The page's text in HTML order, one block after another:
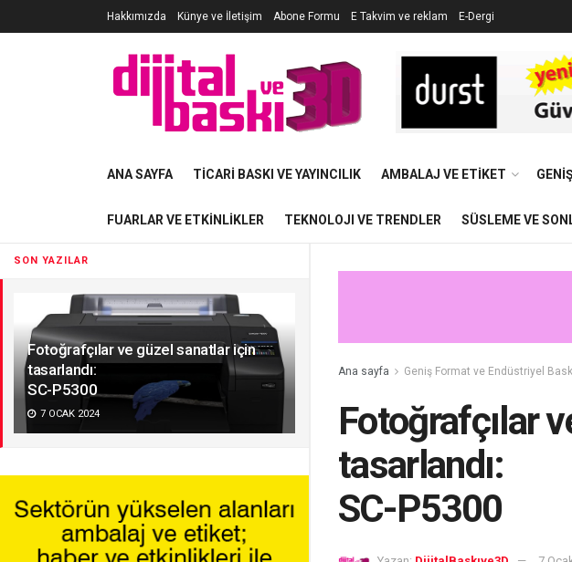
SON YAZILAR
Fotoğrafçılar ve güzel sanatlar için
tasarlandı:
SC-P5300
7 OCAK 2024
Hakkımızda Künye ve İletişim Abone Formu E Takvim ve reklam E-Dergi
ANA SAYFA TICARI BASKI VE YAYINCILIK AMBALAJ VE ETIKET
FUARLAR VE ETKINLIKLER TEKNOLOJI VE TRENDLER SÜSLEME VE
Ana sayfa Geniş Format ve Endüstriyel
Fotoğrafçılar
tasarlandı:
SC-P5300